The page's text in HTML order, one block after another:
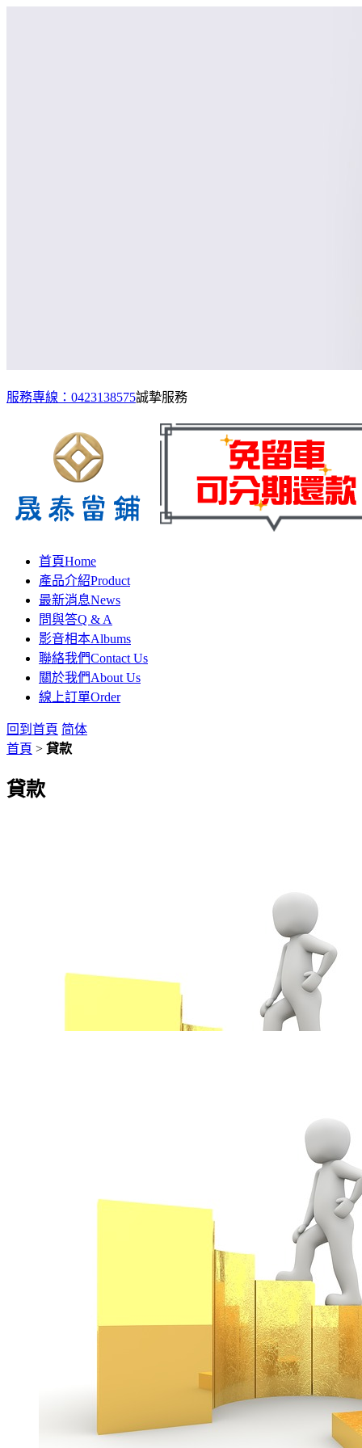
服務專線：0423138575誠摯服務
首頁Home
產品介紹Product
最新消息News
問與答Q & A
影音相本Albums
聯絡我們Contact Us
關於我們About Us
線上訂單Order
回到首頁 简体
首頁 > 貸款
貸款